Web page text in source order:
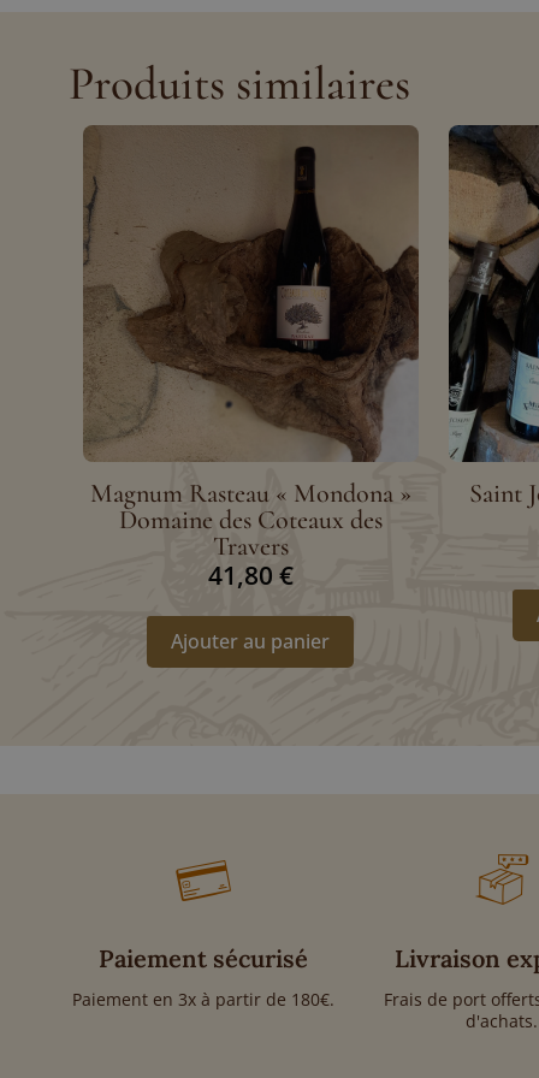
Produits similaires
Magnum Rasteau « Mondona »
Domaine des Coteaux des
Travers
41,80 €
Ajouter au panier
Saint
Paiement sécurisé
Paiement en 3x à partir de 180€.
Livraison
Frais de port
d'achats.